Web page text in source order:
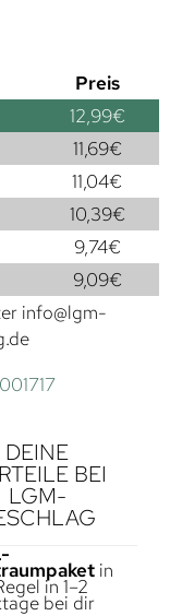
Preis
12,99€
11,69€
11,04€
10,39€
9,74€
9,09€
info@lgm-
DEINE
BEI
LGM-
in
in 1–2
bei dir